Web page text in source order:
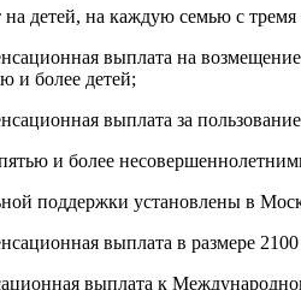
детей, на каждую семью с тремя
выплата на
и более детей;
выплата за
и более
поддержки установлены в
выплата в размере
выплата к